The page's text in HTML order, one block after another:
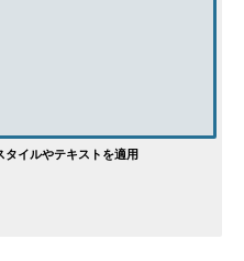
イルやテキストを適用